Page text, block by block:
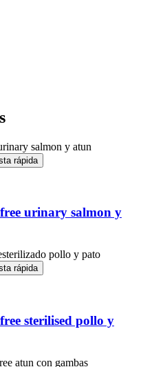
rápida
urinary salmon y
rápida
sterilised pollo y